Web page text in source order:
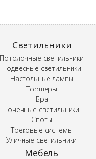
Светильники
Потолочные светильники
Подвесные светильники
Настольные лампы
Торшеры
Бра
Точечные светильники
Споты
Трековые системы
Уличные светильники
Мебель